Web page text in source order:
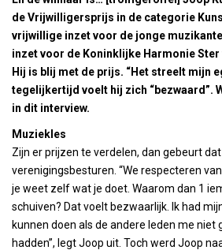
de Vrijwilligersprijs in de categorie
vrijwillige inzet voor de jonge
inzet voor de Koninklijke Harmonie
Hij is blij met de prijs. “Het streelt mijn
tegelijkertijd voelt hij zich “bezwaard”.
in dit interview.
Muziekles
Zijn er prijzen te verdelen, dan gebeurt
verenigingsbesturen. “We respecteren
je weet zelf wat je doet. Waarom dan 1
schuiven? Dat voelt bezwaarlijk. Ik had
kunnen doen als de andere leden me niet
hadden”, legt Joop uit. Toch werd Joop